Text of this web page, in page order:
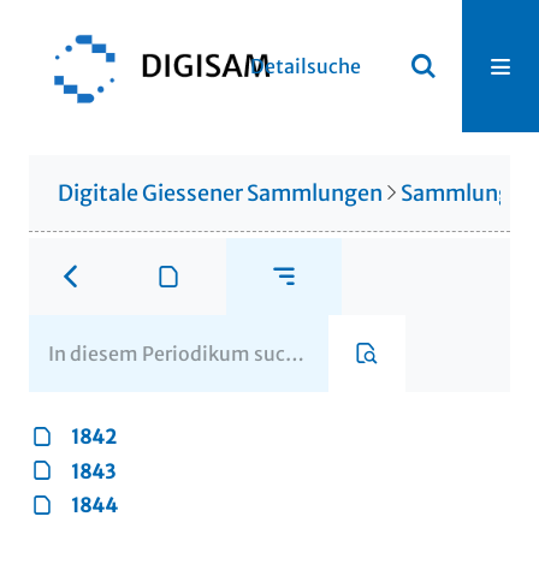
Detailsuche
Digitale Giessener Sammlungen Sammlung
1842
1843
1844